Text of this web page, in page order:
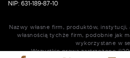
NIP: 631-189-87-10
Nazwy własne firm, produktów,
własnością tychże firm, podobnie jak
wykorzystane w
Wszystkie prawa zastrzeżone